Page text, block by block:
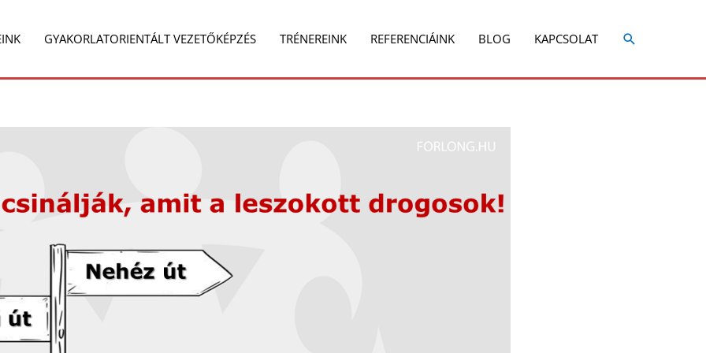
GYAKORLATORIENTÁLT VEZETŐKÉPZÉS TRÉNEREINK REFERENCIÁINK BLOG KAPCSOLAT
Share Share